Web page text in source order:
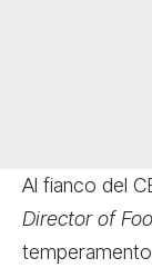
Al fianco del
Director of